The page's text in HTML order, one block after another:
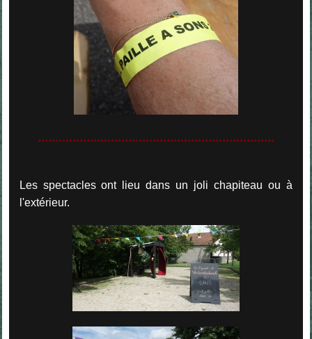
....................................................................
Les spectacles ont lieu dans un joli chapiteau ou à
l'extérieur.